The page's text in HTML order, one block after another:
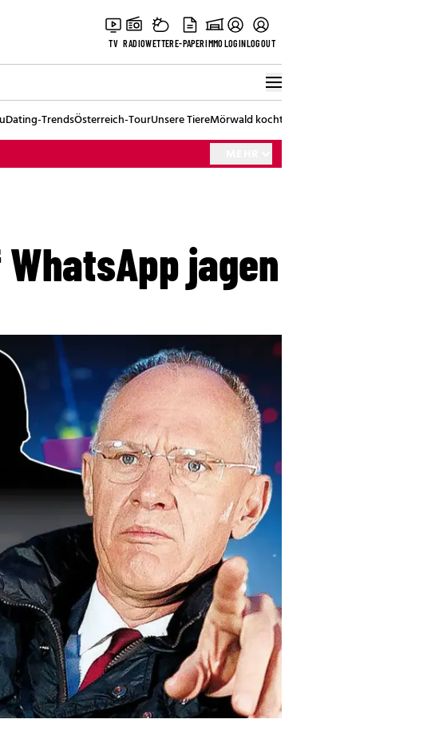
TV RADIOWETTERE-PAPERIMMOLOGINLOGOUT
Dating-TrendsÖsterreich-TourUnsere TiereMörwald kocht
jagen